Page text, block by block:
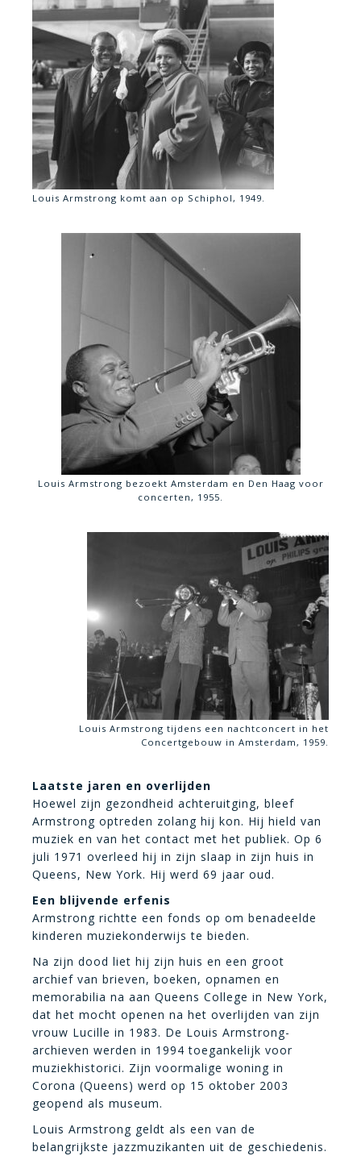
Louis Armstrong komt aan op Schiphol, 1949.
Louis Armstrong bezoekt Amsterdam en Den Haag voor
concerten, 1955.
Louis Armstrong tijdens een nachtconcert in het
Concertgebouw in Amsterdam, 1959.
Laatste jaren en overlijden
Hoewel zijn gezondheid achteruitging, bleef
Armstrong optreden zolang hij kon. Hij hield van
muziek en van het contact met het publiek. Op 6
juli 1971 overleed hij in zijn slaap in zijn huis in
Queens, New York. Hij werd 69 jaar oud.
Een blijvende erfenis
Armstrong richtte een fonds op om benadeelde
kinderen muziekonderwijs te bieden.
Na zijn dood liet hij zijn huis en een groot
archief van brieven, boeken, opnamen en
memorabilia na aan Queens College in New York,
dat het mocht openen na het overlijden van zijn
vrouw Lucille in 1983. De Louis Armstrong-
archieven werden in 1994 toegankelijk voor
muziekhistorici. Zijn voormalige woning in
Corona (Queens) werd op 15 oktober 2003
geopend als museum.
Louis Armstrong geldt als een van de
belangrijkste jazzmuzikanten uit de geschiedenis.